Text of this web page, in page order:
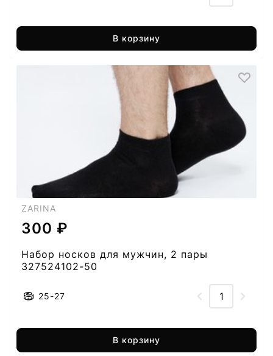
В корзину
ZARINA
300 ₽
Набор носков для мужчин, 2 пары
327524102-50
25-27
В корзину